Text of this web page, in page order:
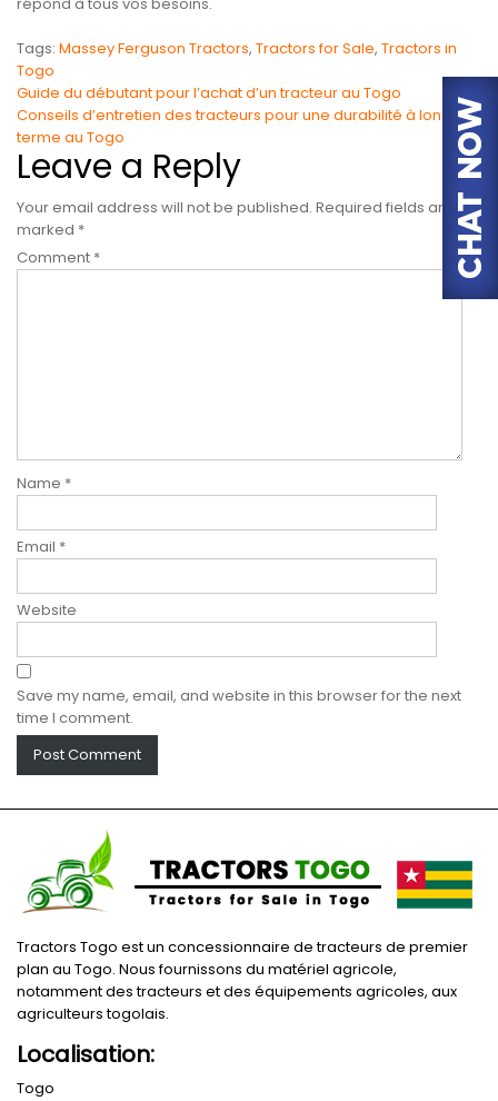
répond à tous vos besoins.
Tags: Massey Ferguson Tractors, Tractors for Sale, Tractors in
Togo
Post
navigation
Guide du débutant pour l’achat d’un tracteur au Togo
Conseils d’entretien des tracteurs pour une durabilité à long
terme au Togo
Leave a Reply
Your email address will not be published. Required fields are
marked *
Comment *
Name *
Email *
Website
Save my name, email, and website in this browser for the next
time I comment.
Tractors Togo est un concessionnaire de tracteurs de premier
plan au Togo. Nous fournissons du matériel agricole,
notamment des tracteurs et des équipements agricoles, aux
agriculteurs togolais.
Localisation:
Togo